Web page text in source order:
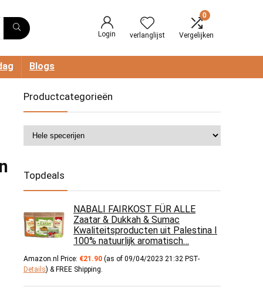
Login verlanglijst
0
Vergelijken
Blogs
Productcategorieën
Topdeals
NABALI FAIRKOST FÜR ALLE
Zaatar & Dukkah & Sumac
Kwaliteitsproducten uit Palestina I
100% natuurlijk aromatisch…
Amazon.nl Price: €21.90 (as of 09/04/2023 21:32 PST-
Details) & FREE Shipping.